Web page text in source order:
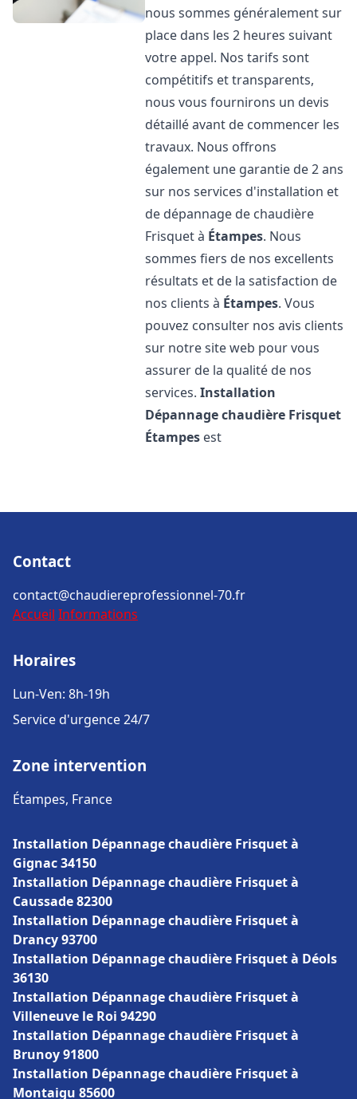
nous sommes généralement sur
place dans les 2 heures suivant
votre appel. Nos tarifs sont
compétitifs et transparents,
nous vous fournirons un devis
détaillé avant de commencer les
travaux. Nous offrons
également une garantie de 2 ans
sur nos services d'installation et
de dépannage de chaudière
Frisquet à Étampes. Nous
sommes fiers de nos excellents
résultats et de la satisfaction de
nos clients à Étampes. Vous
pouvez consulter nos avis clients
sur notre site web pour vous
assurer de la qualité de nos
services.Installation
Dépannage chaudière Frisquet
Étampes est
Contact
contact@chaudiereprofessionnel-70.fr
Accueil Informations
Horaires
Lun-Ven: 8h-19h
Service d'urgence 24/7
Zone intervention
Étampes, France
Installation Dépannage chaudière Frisquet à
Gignac 34150
Installation Dépannage chaudière Frisquet à
Caussade 82300
Installation Dépannage chaudière Frisquet à
Drancy 93700
Installation Dépannage chaudière Frisquet à Déols
36130
Installation Dépannage chaudière Frisquet à
Villeneuve le Roi 94290
Installation Dépannage chaudière Frisquet à
Brunoy 91800
Installation Dépannage chaudière Frisquet à
Montaigu 85600